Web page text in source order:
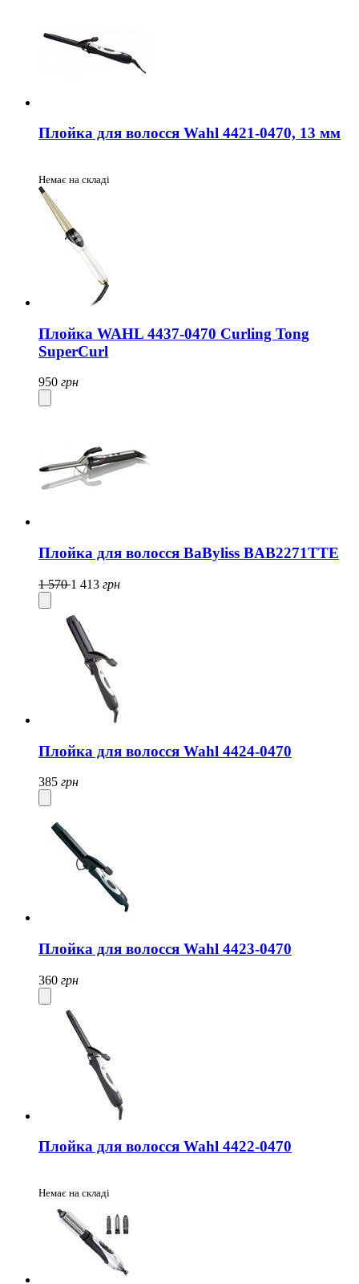
Плойка для волосся Wahl 4421-0470, 13 мм
Немає на складі
Плойка WAHL 4437-0470 Curling Tong
SuperCurl
950 грн
Плойка для волосся BaByliss BAB2271TTE
1 5701 413 грн
Плойка для волосся Wahl 4424-0470
385 грн
Плойка для волосся Wahl 4423-0470
360 грн
Плойка для волосся Wahl 4422-0470
Немає на складі